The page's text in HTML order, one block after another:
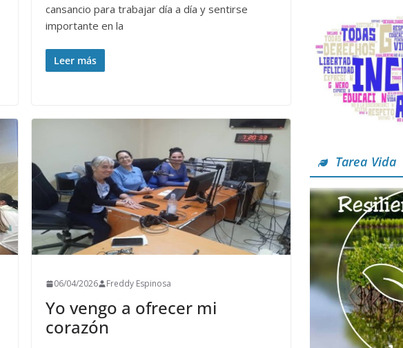
cansancio para trabajar día a día y sentirse
importante en la
Leer más
06/04/2026 Freddy Espinosa
Yo vengo a ofrecer mi
corazón
Tarea Vida